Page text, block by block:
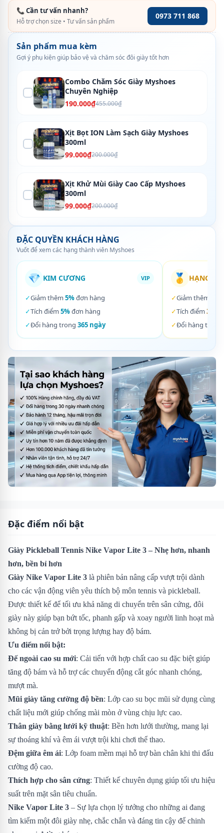
📞 Cần tư vấn nhanh?
Hỗ trợ chọn size • Tư vấn sản phẩm
0973 711 868
Sản phẩm mua kèm
Gợi ý phụ kiện giúp bảo vệ và chăm sóc đôi giày tốt hơn
Combo Chăm Sóc Giày Myshoes
Chuyên Nghiệp
190.000₫455.000₫
Xịt Bọt ION Làm Sạch Giày Myshoes
300ml
99.000₫200.000₫
Xịt Khử Mùi Giày Cao Cấp Myshoes
300ml
99.000₫200.000₫
ĐẶC QUYỀN KHÁCH HÀNG
Vuốt để xem các hạng thành viên Myshoes
💎 KIM CƯƠNG VIP
✓Giảm thêm 5%đơn hàng
✓Tích điểm 5%đơn hàng
✓Đổi hàng trong 365 ngày
🥇 HẠNG
✓Giảm thêm
✓Tích điểm 3%
✓Đổi hàng trong
Đặc điểm nổi bật
Giày Pickleball Tennis Nike Vapor Lite 3 – Nhẹ hơn, nhanh
hơn, bền bỉ hơn
Giày Nike Vapor Lite 3 là phiên bản nâng cấp vượt trội dành
cho các vận động viên yêu thích bộ môn tennis và pickleball.
Được thiết kế để tối ưu khả năng di chuyển trên sân cứng, đôi
giày này giúp bạn bứt tốc, phanh gấp và xoay người linh hoạt mà
không bị cản trở bởi trọng lượng hay độ bám.
Ưu điểm nổi bật:
Đế ngoài cao su mới: Cải tiến với hợp chất cao su đặc biệt giúp
tăng độ bám và hỗ trợ các chuyển động cắt góc nhanh chóng,
mượt mà.
Mũi giày tăng cường độ bền: Lớp cao su bọc mũi sử dụng cùng
chất liệu mới giúp chống mài mòn ở vùng chịu lực cao.
Thân giày bằng lưới kỹ thuật: Bền hơn lưới thường, mang lại
sự thoáng khí và êm ái vượt trội khi chơi thể thao.
Đệm giữa êm ái: Lớp foam mềm mại hỗ trợ bàn chân khi thi đấu
cường độ cao.
Thích hợp cho sân cứng: Thiết kế chuyên dụng giúp tối ưu hiệu
suất trên mặt sân tiêu chuẩn.
Nike Vapor Lite 3 – Sự lựa chọn lý tưởng cho những ai đang
tìm kiếm một đôi giày nhẹ, chắc chắn và đáng tin cậy để chinh